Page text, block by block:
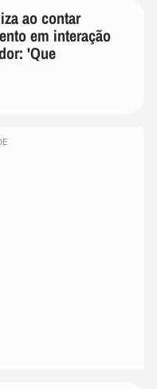
ao contar
em interação
'Que